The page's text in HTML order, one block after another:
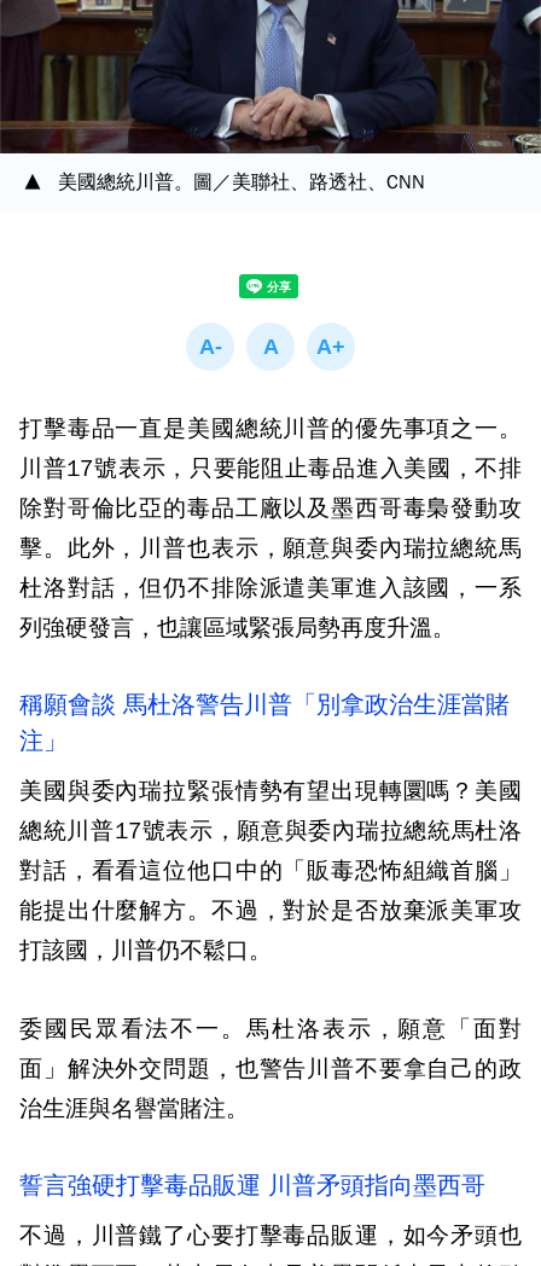
美國總統川普。圖／美聯社、路透社、CNN
打擊毒品一直是美國總統川普的優先事項之一。
川普17號表示，只要能阻止毒品進入美國，不排
除對哥倫比亞的毒品工廠以及墨西哥毒梟發動攻
擊。此外，川普也表示，願意與委內瑞拉總統馬
杜洛對話，但仍不排除派遣美軍進入該國，一系
列強硬發言，也讓區域緊張局勢再度升溫。
稱願會談 馬杜洛警告川普「別拿政治生涯當賭
注」
美國與委內瑞拉緊張情勢有望出現轉圜嗎？美國
總統川普17號表示，願意與委內瑞拉總統馬杜洛
對話，看看這位他口中的「販毒恐怖組織首腦」
能提出什麼解方。不過，對於是否放棄派美軍攻
打該國，川普仍不鬆口。
委國民眾看法不一。馬杜洛表示，願意「面對
面」解決外交問題，也警告川普不要拿自己的政
治生涯與名譽當賭注。
誓言強硬打擊毒品販運 川普矛頭指向墨西哥
不過，川普鐵了心要打擊毒品販運，如今矛頭也